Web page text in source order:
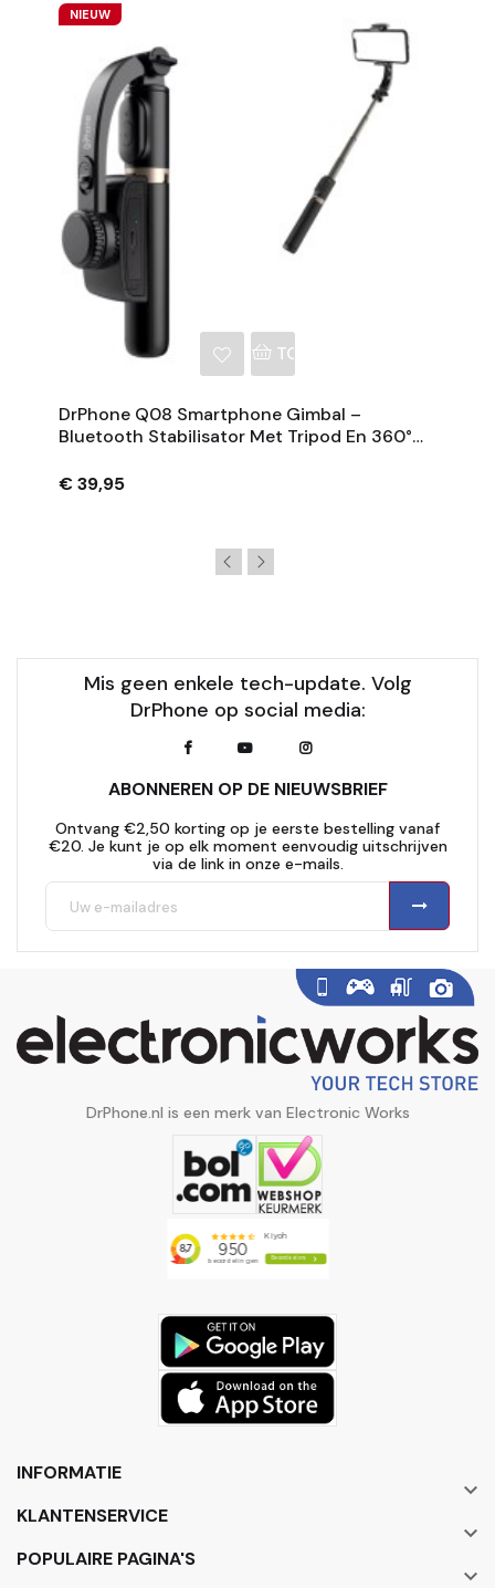
NIEUW
TOEVOEGEN AAN
DrPhone Q08 Smartphone Gimbal –
Bluetooth Stabilisator Met Tripod En 360°
€ 39,95
Mis geen enkele tech-update. Volg
DrPhone op social media:
ABONNEREN OP DE NIEUWSBRIEF
Ontvang €2,50 korting op je eerste bestelling vanaf
€20. Je kunt je op elk moment eenvoudig uitschrijven
via de link in onze e-mails.
DrPhone.nl is een merk van Electronic Works
INFORMATIE

KLANTENSERVICE

POPULAIRE PAGINA'S
